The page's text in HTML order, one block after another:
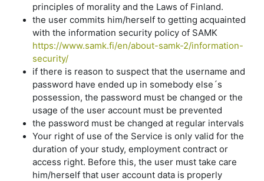
principles of morality and the Laws of Finland.
the user commits him/herself to getting acquainted
with the information security policy of SAMK
https://www.samk.fi/en/about-samk-2/information-
security/
if there is reason to suspect that the username and
password have ended up in somebody else´s
possession, the password must be changed or the
usage of the user account must be prevented
the password must be changed at regular intervals
Your right of use of the Service is only valid for the
duration of your study, employment contract or
access right. Before this, the user must take care
him/herself that user account data is properly